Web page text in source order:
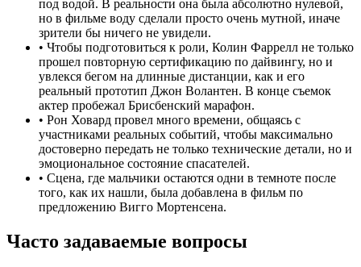
под водой. В реальности она была абсолютно нулевой,
но в фильме воду сделали просто очень мутной, иначе
зрители бы ничего не увидели.
• Чтобы подготовиться к роли, Колин Фаррелл не только
прошел повторную сертификацию по дайвингу, но и
увлекся бегом на длинные дистанции, как и его
реальный прототип Джон Волантен. В конце съемок
актер пробежал Брисбенский марафон.
• Рон Ховард провел много времени, общаясь с
участниками реальных событий, чтобы максимально
достоверно передать не только технические детали, но и
эмоциональное состояние спасателей.
• Сцена, где мальчики остаются одни в темноте после
того, как их нашли, была добавлена в фильм по
предложению Вигго Мортенсена.
Часто задаваемые вопросы